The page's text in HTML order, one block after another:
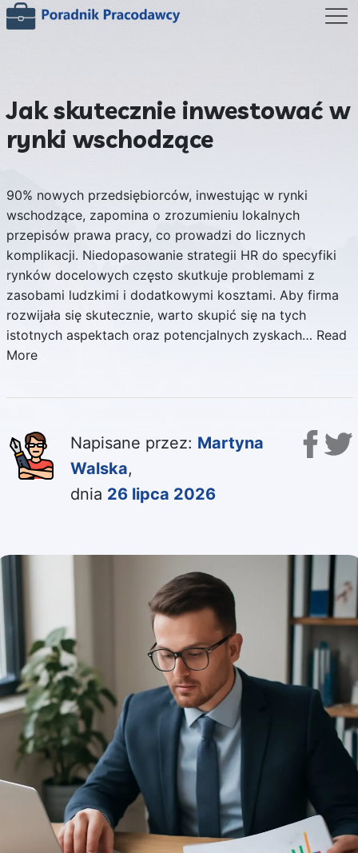
Jak skutecznie inwestować w
rynki wschodzące
90% nowych przedsiębiorców, inwestując w rynki
wschodzące, zapomina o zrozumieniu lokalnych
przepisów prawa pracy, co prowadzi do licznych
komplikacji. Niedopasowanie strategii HR do specyfiki
rynków docelowych często skutkuje problemami z
zasobami ludzkimi i dodatkowymi kosztami. Aby firma
rozwijała się skutecznie, warto skupić się na tych
istotnych aspektach oraz potencjalnych zyskach… Read
More
Napisane przez: Martyna
Walska,
dnia 26 lipca 2026